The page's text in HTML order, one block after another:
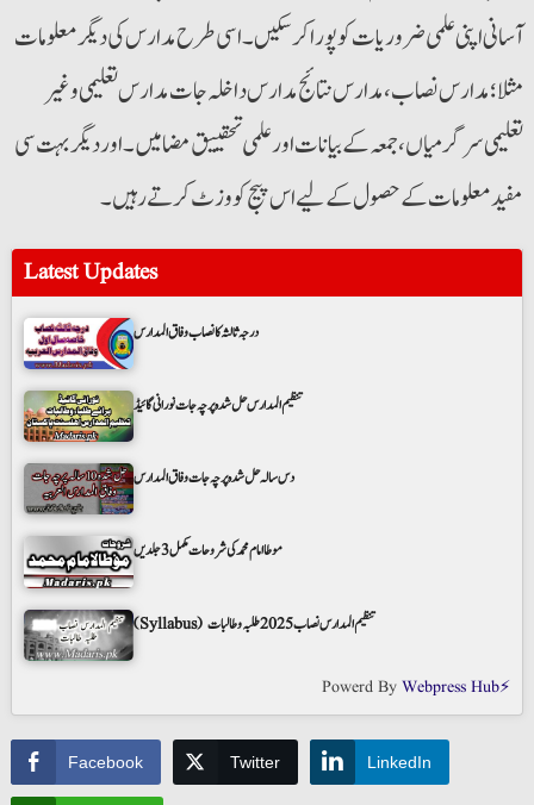
آسانی اپنی علمی ضروریات کو پورا کرسکیں۔ اسی طرح مدارس کی دیگر معلومات
مثلا؛مدارس نصاب، مدارس نتائج مدارس داخلہ جات مدارس تعلیمی وغیر
تعلیمی سرگرمیاں، جمعہ کے بیانات اور علمی تحقییق مضامیں۔اور دیگر بہت سی
مفید معلومات کے حصول کے لیے اس پیج کو وزٹ کرتے رہیں۔
Latest Updates
درجہ ثالثہ کا نصاب وفاق المدارس
تنظیم المدارس حل شدہ پرچہ جات نورانی گائیڈ
دس سالہ حل شدہ پرچہ جات وفاق المدارس
موطا امام محمد کی شروحات مکمل 3 جلدیں
(Syllabus) تنظیم المدارس نصاب 2025 طلبہ و طالبات
Powerd ByWebpress Hub⚡
Facebook Twitter LinkedIn